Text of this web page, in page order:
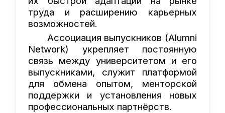
труда и расширению карьерных
возможностей.
Ассоциация выпускников (Alumni
Network) укрепляет постоянную
связь между университетом и его
выпускниками, служит платформой
для обмена опытом, менторской
поддержки и установления новых
профессиональных партнёрств.